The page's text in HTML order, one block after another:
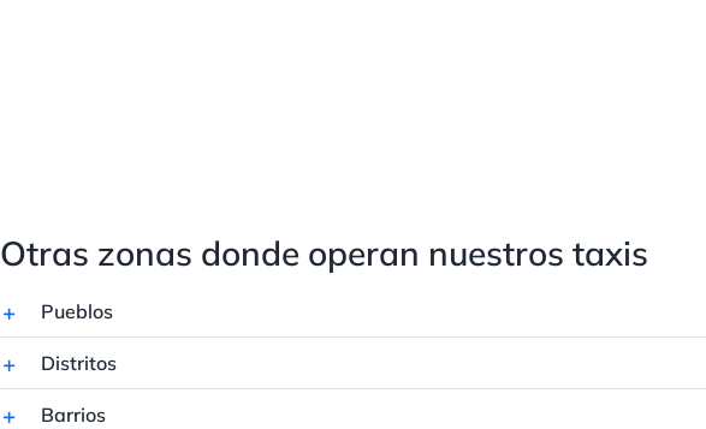
Otras zonas donde operan nuestros taxis
Pueblos
Distritos
Barrios